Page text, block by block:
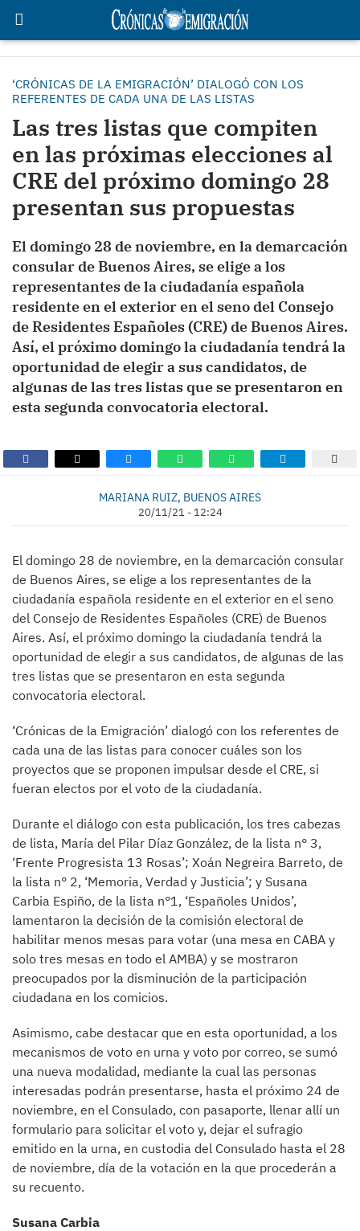
‘CRÓNICAS DE LA EMIGRACIÓN’ DIALOGÓ CON LOS
REFERENTES DE CADA UNA DE LAS LISTAS
Las tres listas que compiten
en las próximas elecciones al
CRE del próximo domingo 28
presentan sus propuestas
El domingo 28 de noviembre, en la demarcación
consular de Buenos Aires, se elige a los
representantes de la ciudadanía española
residente en el exterior en el seno del Consejo
de Residentes Españoles (CRE) de Buenos Aires.
Así, el próximo domingo la ciudadanía tendrá la
oportunidad de elegir a sus candidatos, de
algunas de las tres listas que se presentaron en
esta segunda convocatoria electoral.
MARIANA RUIZ, BUENOS AIRES
20/11/21 - 12:24
El domingo 28 de noviembre, en la demarcación consular
de Buenos Aires, se elige a los representantes de la
ciudadanía española residente en el exterior en el seno
del Consejo de Residentes Españoles (CRE) de Buenos
Aires. Así, el próximo domingo la ciudadanía tendrá la
oportunidad de elegir a sus candidatos, de algunas de las
tres listas que se presentaron en esta segunda
convocatoria electoral.
‘Crónicas de la Emigración’ dialogó con los referentes de
cada una de las listas para conocer cuáles son los
proyectos que se proponen impulsar desde el CRE, si
fueran electos por el voto de la ciudadanía.
Durante el diálogo con esta publicación, los tres cabezas
de lista, María del Pilar Díaz González, de la lista n° 3,
‘Frente Progresista 13 Rosas’; Xoán Negreira Barreto, de
la lista n° 2, ‘Memoria, Verdad y Justicia’; y Susana
Carbia Espiño, de la lista n°1, ‘Españoles Unidos’,
lamentaron la decisión de la comisión electoral de
habilitar menos mesas para votar (una mesa en CABA y
solo tres mesas en todo el AMBA) y se mostraron
preocupados por la disminución de la participación
ciudadana en los comicios.
Asimismo, cabe destacar que en esta oportunidad, a los
mecanismos de voto en urna y voto por correo, se sumó
una nueva modalidad, mediante la cual las personas
interesadas podrán presentarse, hasta el próximo 24 de
noviembre, en el Consulado, con pasaporte, llenar allí un
formulario para solicitar el voto y, dejar el sufragio
emitido en la urna, en custodia del Consulado hasta el 28
de noviembre, día de la votación en la que procederán a
su recuento.
Susana Carbia